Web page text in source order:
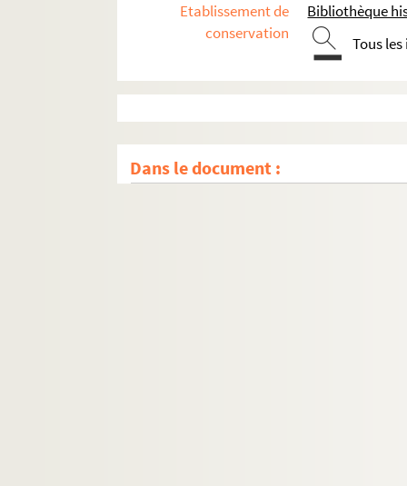
Etablissement de
conservation
Bibliothèque
Tous
Dans le document :